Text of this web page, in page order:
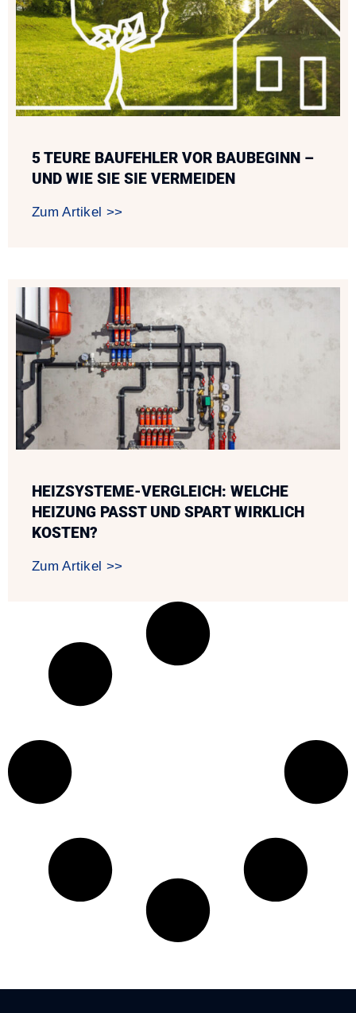
5 TEURE BAUFEHLER VOR BAUBEGINN –
UND WIE SIE SIE VERMEIDEN
Zum Artikel >>
HEIZSYSTEME-VERGLEICH: WELCHE
HEIZUNG PASST UND SPART WIRKLICH
KOSTEN?
Zum Artikel >>